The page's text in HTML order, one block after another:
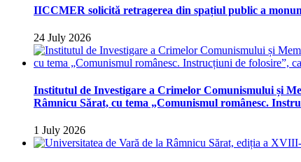
IICCMER solicită retragerea din spațiul public a
24 July 2026
Institutul de Investigare a Crimelor Comunismului și
Râmnicu Sărat, cu tema „Comunismul românesc.
1 July 2026